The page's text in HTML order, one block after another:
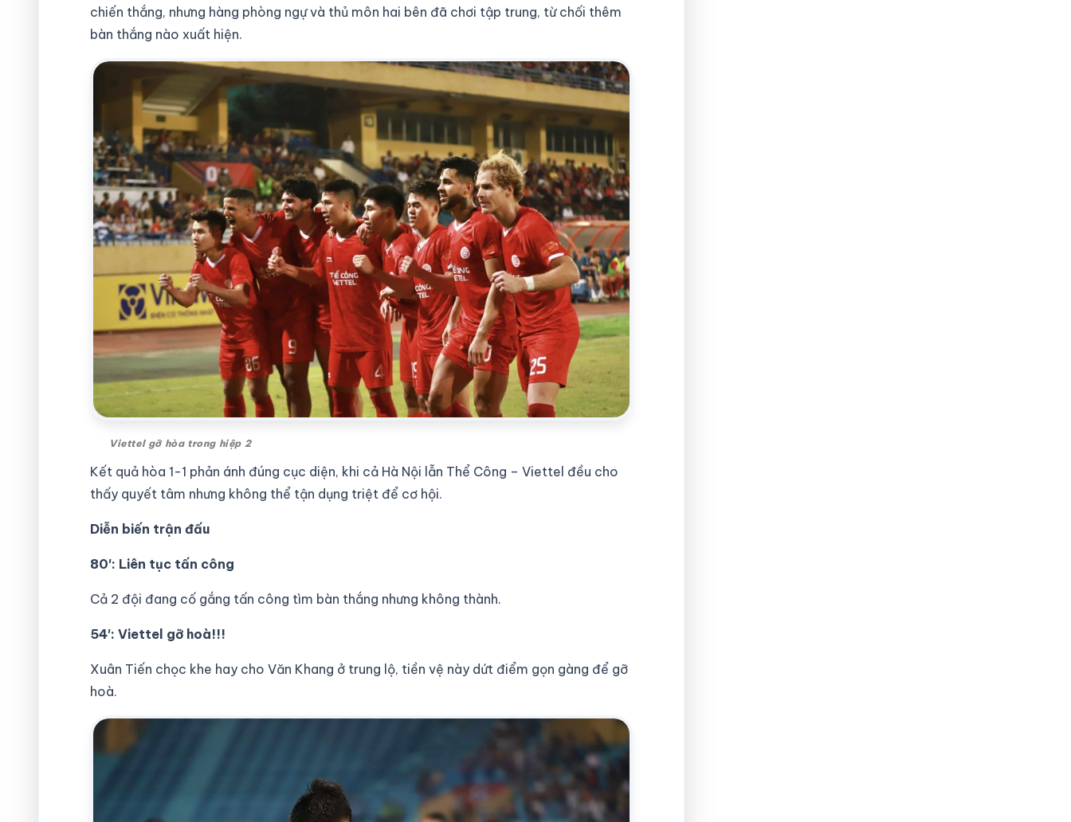
chiến thắng, nhưng hàng phòng ngự và thủ môn hai bên đã chơi tập trung, từ chối thêm
bàn thắng nào xuất hiện.
Viettel gỡ hòa trong hiệp 2
Kết quả hòa 1-1 phản ánh đúng cục diện, khi cả Hà Nội lẫn Thể Công – Viettel đều cho
thấy quyết tâm nhưng không thể tận dụng triệt để cơ hội.
Diễn biến trận đấu
80′: Liên tục tấn công
Cả 2 đội đang cố gắng tấn công tìm bàn thắng nhưng không thành.
54′: Viettel gỡ hoà!!!
Xuân Tiến chọc khe hay cho Văn Khang ở trung lộ, tiền vệ này dứt điểm gọn gàng để gỡ
hoà.